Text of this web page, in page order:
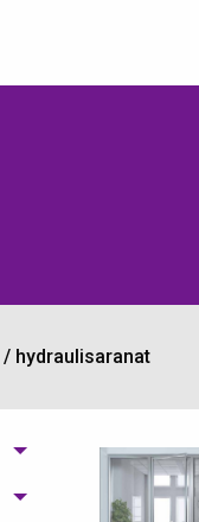
/ hydraulisaranat